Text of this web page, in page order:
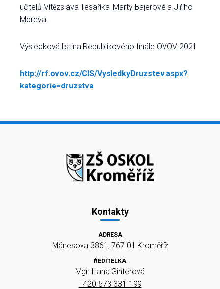
učitelů Vítězslava Tesaříka, Marty Bajerové a Jiřího
Moreva.
Výsledková listina Republikového finále OVOV 2021
http://rf.ovov.cz/CIS/VysledkyDruzstev.aspx?
kategorie=druzstva
Kontakty
ADRESA
Mánesova 3861, 767 01 Kroměříž
ŘEDITELKA
Mgr. Hana Ginterová
+420 573 331 199